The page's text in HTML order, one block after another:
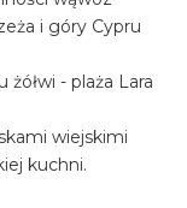
i góry Cypru
- plaża Lara
wiejskimi
kuchni.